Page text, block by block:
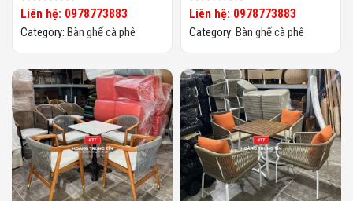
Liên hệ: 0978773883
Category: Bàn ghế cà phê
Liên hệ: 0978773883
Category: Bàn ghế cà phê